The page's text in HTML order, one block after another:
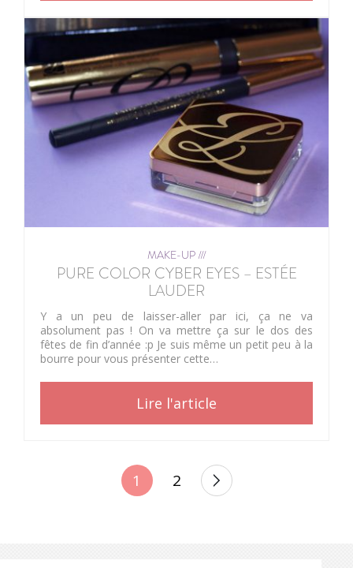
MAKE-UP ///
PURE COLOR CYBER EYES – ESTÉE
LAUDER
Y a un peu de laisser-aller par ici, ça ne va
absolument pas ! On va mettre ça sur le dos des
fêtes de fin d’année :p Je suis même un petit peu à la
bourre pour vous présenter cette…
Lire l'article
POSTS 1 2